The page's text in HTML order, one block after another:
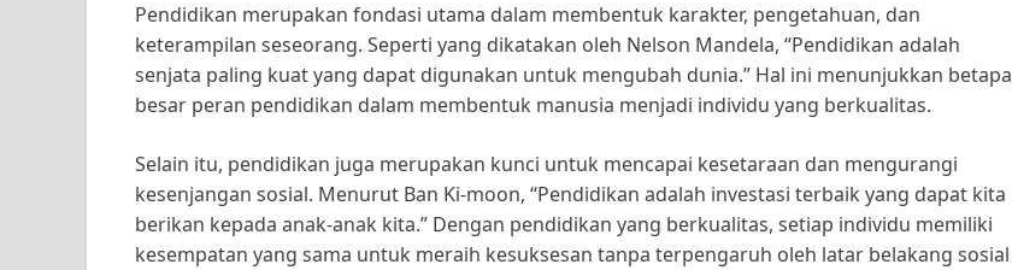
Pendidikan merupakan fondasi utama dalam membentuk karakter, pengetahuan, dan
keterampilan seseorang. Seperti yang dikatakan oleh Nelson Mandela, “Pendidikan adalah
senjata paling kuat yang dapat digunakan untuk mengubah dunia.” Hal ini menunjukkan betapa
besar peran pendidikan dalam membentuk manusia menjadi individu yang berkualitas.
Selain itu, pendidikan juga merupakan kunci untuk mencapai kesetaraan dan mengurangi
kesenjangan sosial. Menurut Ban Ki-moon, “Pendidikan adalah investasi terbaik yang dapat kita
berikan kepada anak-anak kita.” Dengan pendidikan yang berkualitas, setiap individu memiliki
kesempatan yang sama untuk meraih kesuksesan tanpa terpengaruh oleh latar belakang sosial